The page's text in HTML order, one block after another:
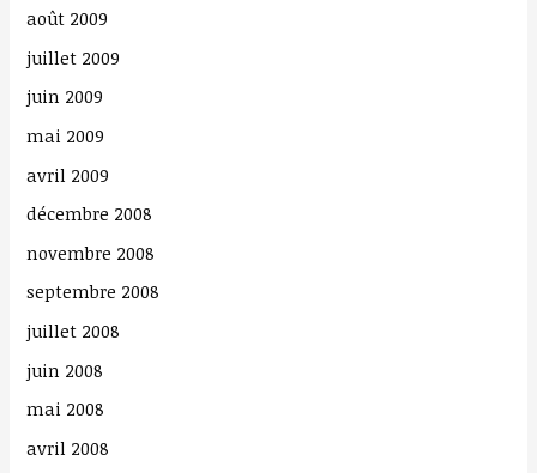
r
:
août 2009
juillet 2009
juin 2009
mai 2009
avril 2009
décembre 2008
novembre 2008
septembre 2008
juillet 2008
juin 2008
mai 2008
avril 2008